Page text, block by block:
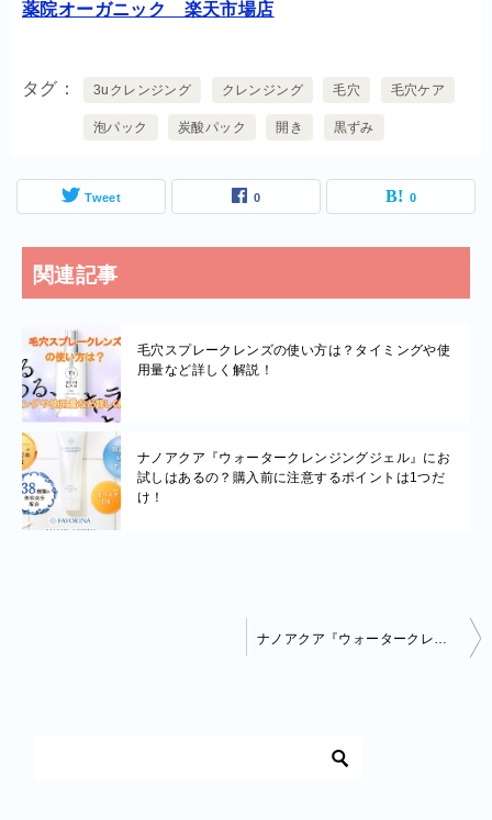
薬院オーガニック 楽天市場店
タグ 3uクレンジング クレンジング 毛穴 毛穴ケア
泡パック 炭酸パック 開き 黒ずみ
Tweet 0 0
関連記事
毛穴スプレークレンズの使い方は？タイミングや使
用量など詳しく解説！
ナノアクア『ウォータークレンジングジェル』にお
試しはあるの？購入前に注意するポイントは1つだ
け！